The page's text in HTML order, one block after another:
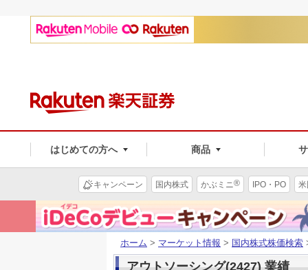
はじめての方へ 商品
キャンペーン 国内株式 かぶミニ® IPO・PO
ホーム > マーケット情報 > 国内株式株価検索
アウトソーシング(2427) 業績